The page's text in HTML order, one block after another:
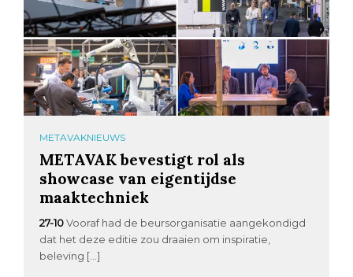
METAVAKNIEUWS
METAVAK bevestigt rol als
showcase van eigentijdse
maaktechniek
27-10 Vooraf had de beursorganisatie aangekondigd
dat het deze editie zou draaien om inspiratie,
beleving […]